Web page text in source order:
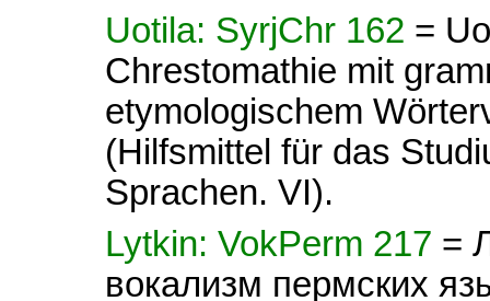
Uotila: SyrjChr 162 =
Chrestomathie mit
etymologischem
(Hilfsmittel für das
Sprachen. VI).
Lytkin: VokPerm 217 =
вокализм пермских